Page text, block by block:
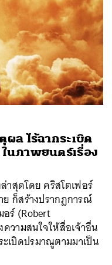
ผล ไร้ฉากระเบิด
นภาพยนตร์เรื่อง
าสุดโดย คริสโตเฟอร์
ย ก็สร้างปรากฏการณ์
อร์ (Robert
ความสนใจให้สื่อเจ้าอื่น
ะเบิดปรมาณูตามมาเป็น